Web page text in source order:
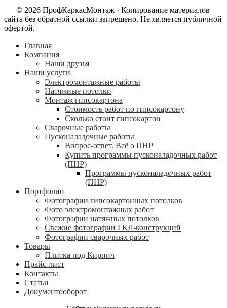
© 2026 ПрофКаркасМонтаж · Копирование материалов
сайта без обратной ссылки запрещено. Не является публичной
офертой.
Главная
Компания
Наши друзья
Наши услуги
Электромонтажные работы
Натяжные потолки
Монтаж гипсокартона
Стоимость работ по гипсокартону
Сколько стоит гипсокартон
Сварочные работы
Пусконаладочные работы
Вопрос-ответ. Всё о ПНР
Купить программы пусконаладочных работ
(ПНР)
Программы пусконаладочных работ
(ПНР)
Портфолио
Фотографии гипсокартонных потолков
Фото электромонтажных работ
Фотографии натяжных потолков
Свежие фотографии ГКЛ-конструкций
Фотографии сварочных работ
Товары
Плитка под Кирпич
Прайс-лист
Контакты
Статьи
Документооборот